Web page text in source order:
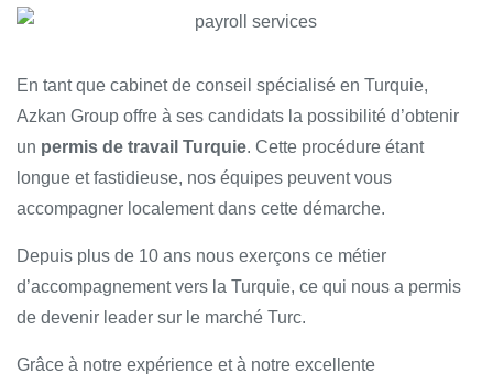
Turquie
En tant que cabinet de conseil spécialisé en Turquie,
Azkan Group offre à ses candidats la possibilité d’obtenir
un permis de travail Turquie. Cette procédure étant
longue et fastidieuse, nos équipes peuvent vous
accompagner localement dans cette démarche.
Depuis plus de 10 ans nous exerçons ce métier
d’accompagnement vers la Turquie, ce qui nous a permis
de devenir leader sur le marché Turc.
Grâce à notre expérience et à notre excellente